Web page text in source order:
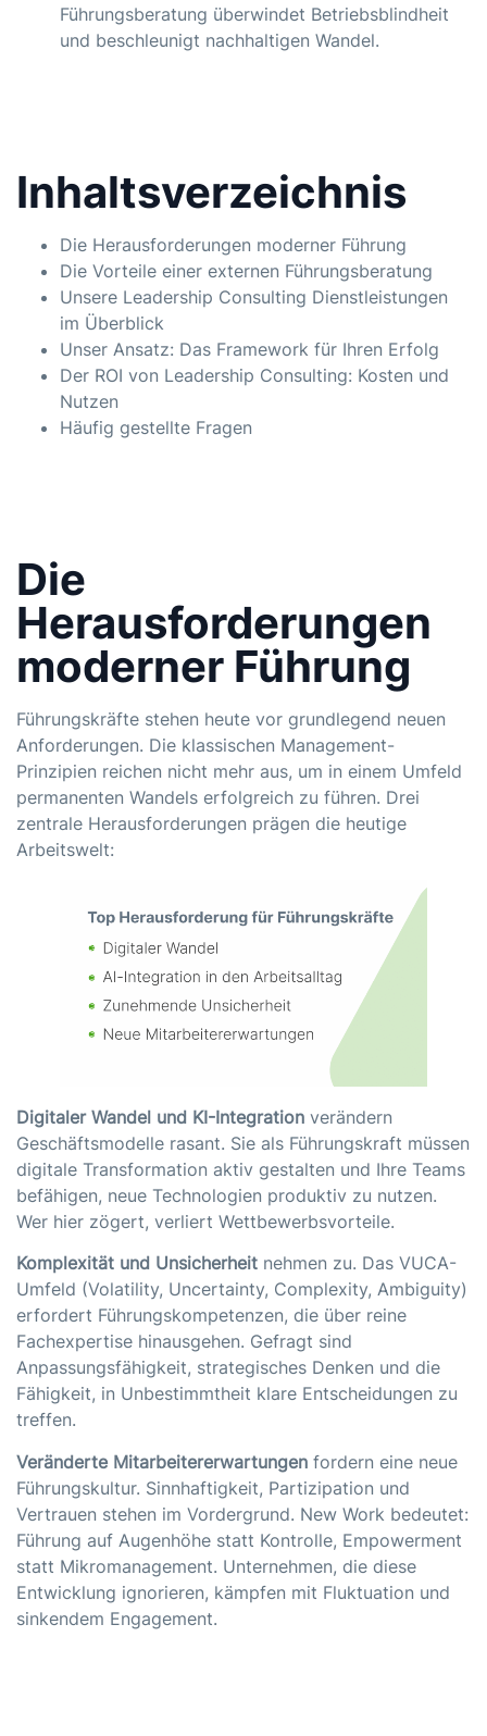
Führungsberatung überwindet Betriebsblindheit
und beschleunigt nachhaltigen Wandel.
Inhaltsverzeichnis
Die Herausforderungen moderner Führung
Die Vorteile einer externen Führungsberatung
Unsere Leadership Consulting Dienstleistungen
im Überblick
Unser Ansatz: Das Framework für Ihren Erfolg
Der ROI von Leadership Consulting: Kosten und
Nutzen
Häufig gestellte Fragen
Die
Herausforderungen
moderner Führung
Führungskräfte stehen heute vor grundlegend neuen
Anforderungen. Die klassischen Management-
Prinzipien reichen nicht mehr aus, um in einem Umfeld
permanenten Wandels erfolgreich zu führen. Drei
zentrale Herausforderungen prägen die heutige
Arbeitswelt:
Digitaler Wandel und KI-Integration verändern
Geschäftsmodelle rasant. Sie als Führungskraft müssen
digitale Transformation aktiv gestalten und Ihre Teams
befähigen, neue Technologien produktiv zu nutzen.
Wer hier zögert, verliert Wettbewerbsvorteile.
Komplexität und Unsicherheit nehmen zu. Das VUCA-
Umfeld (Volatility, Uncertainty, Complexity, Ambiguity)
erfordert Führungskompetenzen, die über reine
Fachexpertise hinausgehen. Gefragt sind
Anpassungsfähigkeit, strategisches Denken und die
Fähigkeit, in Unbestimmtheit klare Entscheidungen zu
treffen.
Veränderte Mitarbeitererwartungen fordern eine neue
Führungskultur. Sinnhaftigkeit, Partizipation und
Vertrauen stehen im Vordergrund. New Work bedeutet:
Führung auf Augenhöhe statt Kontrolle, Empowerment
statt Mikromanagement. Unternehmen, die diese
Entwicklung ignorieren, kämpfen mit Fluktuation und
sinkendem Engagement.